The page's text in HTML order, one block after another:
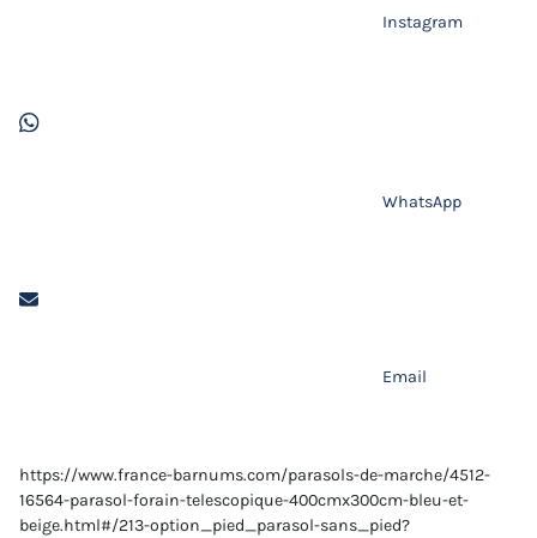
Instagram
WhatsApp
Email
https://www.france-barnums.com/parasols-de-marche/4512-
16564-parasol-forain-telescopique-400cmx300cm-bleu-et-
beige.html#/213-option_pied_parasol-sans_pied?